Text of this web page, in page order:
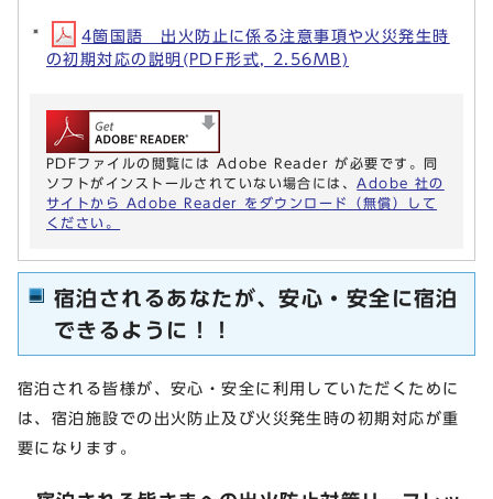
4箇国語 出火防止に係る注意事項や火災発生時
の初期対応の説明(PDF形式, 2.56MB)
PDFファイルの閲覧には Adobe Reader が必要です。同
ソフトがインストールされていない場合には、 Adobe 社の
サイトから Adobe Reader をダウンロード（無償）して
ください。
宿泊されるあなたが、安心・安全に宿泊
できるように！！
宿泊される皆様が、安心・安全に利用していただくために
は、宿泊施設での出火防止及び火災発生時の初期対応が重
要になります。